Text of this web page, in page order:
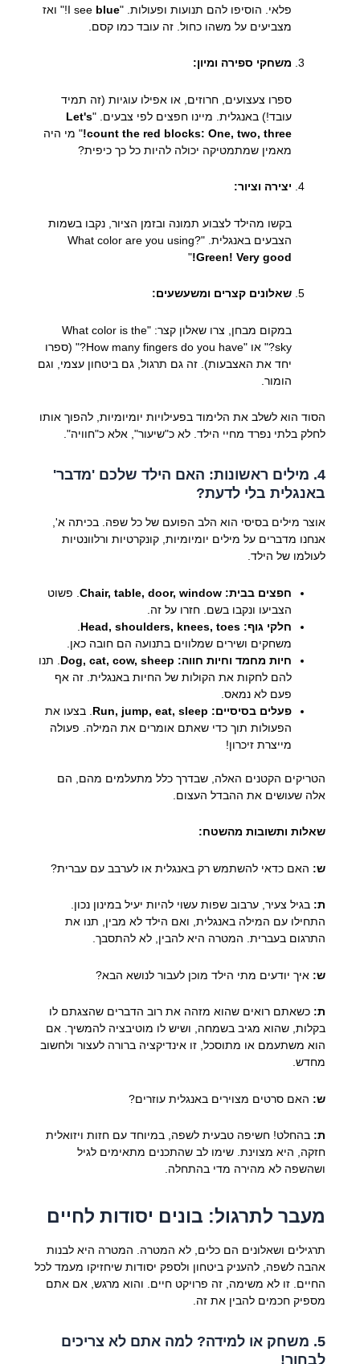
פלאי. הוסיפו להם תנועות ופעולות. "I seeblue
!" ואז
מצביעים על משהו כחול. זה עובד כמו קסם.
משחקי ספירה ומיון:
ספרו צעצועים, חרוזים, או אפילו עוגיות (זה תמיד
עובד!) באנגלית. מיינו חפצים לפי צבעים. "Let's
count the red blocks: One, two, three! " מי היה
מאמין שמתמטיקה יכולה להיות כל כך כיפית?
יצירה וציור:
בקשו מהילד לצבוע תמונה ובזמן הציור, נקבו בשמות
הצבעים באנגלית. "What color are you using?
Green! Very good!
"
שאלונים קצרים ומשעשעים:
במקום מבחן, צרו שאלון קצר: "What color is the
sky?" או "How many fingers do you have?" (ספרו
יחד את האצבעות). זה גם תרגול, גם ביטחון עצמי, וגם
הומור.
הסוד הוא לשלב את הלימוד בפעילויות יומיומיות, להפוך אותו
לחלק בלתי נפרד מחיי הילד. לא כ"שיעור", אלא כ"חוויה".
4. מילים ראשונות: האם הילד שלכם 'מדבר'
באנגלית בלי לדעת?
אוצר מילים בסיסי הוא הלב הפועם של כל שפה. בכיתה א',
אנחנו מדברים על מילים יומיומיות, קונקרטיות ורלוונטיות
לעולמו של הילד.
חפצים בבית: Chair, table, door, window. פשוט
הצביעו ונקבו בשם. חזרו על זה.
חלקי גוף: Head, shoulders, knees, toes
משחקים ושירים שמלווים בתנועה הם חובה כאן.
חיות מחמד וחיות חווה: Dog, cat, cow, sheep . תנו
להם לחקות את הקולות של החיות באנגלית. זה אף
פעם לא נמאס.
פעלים בסיסיים: Run, jump, eat, sleep . בצעו את
הפעולות תוך כדי שאתם אומרים את המילה. פעולה
מייצרת זיכרון!
הטריקים הקטנים האלה, שבדרך כלל מתעלמים מהם, הם
אלה שעושים את ההבדל העצום.
שאלות ותשובות מהשטח:
ש: האם כדאי להשתמש רק באנגלית או לערבב עם עברית?
ת: בגיל צעיר, ערבוב שפות עשוי להיות יעיל במינון נכון.
התחילו עם המילה באנגלית, ואם הילד לא מבין, תנו את
התרגום בעברית. המטרה היא להבין, לא להתסבך.
ש: איך יודעים מתי הילד מוכן לעבור לנושא הבא?
ת: כשאתם רואים שהוא מזהה את רוב הדברים שהצגתם לו
בקלות, שהוא מגיב בשמחה, ושיש לו מוטיבציה להמשיך. אם
הוא משתעמם או מתוסכל, זו אינדיקציה ברורה לעצור ולחשוב
מחדש.
ש: האם סרטים מצוירים באנגלית עוזרים?
ת: בהחלט! חשיפה טבעית לשפה, במיוחד עם חזות ויזואלית
חזקה, היא מצוינת. שימו לב שהתכנים מתאימים לגיל
ושהשפה לא מהירה מדי בהתחלה.
מעבר לתרגול: בונים יסודות לחיים
תרגילים ושאלונים הם כלים, לא המטרה. המטרה היא לבנות
אהבה לשפה, להעניק ביטחון ולספק יסודות שיחזיקו מעמד לכל
החיים. זו לא משימה, זה פרויקט חיים. והוא מרגש, אם אתם
מספיק חכמים להבין את זה.
5. משחק או למידה? למה אתם לא צריכים
לבחור!